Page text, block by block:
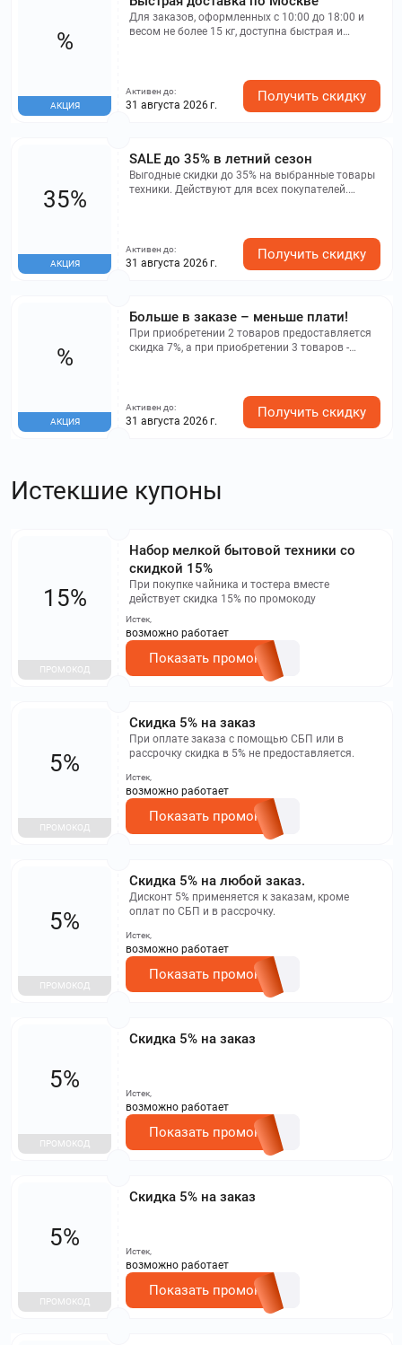
оформлением покупки можно также заказать
услуги подключения и утилизации старой
техники.
Для заказов, оформленных с 10:00 до 18:00 и
весом не более 15 кг, доступна быстрая и
избавляя клиента от лишних ожиданий.
%
АКЦИЯ
Активен до:
31 августа 2026 г.
Получить скидку
SALE до 35% в летний сезон
Выгодные скидки до 35% на выбранные товары
техники. Действуют для всех покупателей.
35%
АКЦИЯ
Активен до:
31 августа 2026 г.
Получить скидку
Больше в заказе – меньше плати!
При приобретении 2 товаров предоставляется
скидка 7%, а при приобретении 3 товаров -
технику по выгодной цене! При покупке 2
товаров вы получаете скидку 7% на товар с
%
АКЦИЯ
Активен до:
31 августа 2026 г.
Получить скидку
Истекшие купоны
Набор мелкой бытовой техники со
скидкой 15%
При покупке чайника и тостера вместе
действует скидка 15% по промокоду
15%
ПРОМОКОД
Истек,
возможно работает
Показать промокод
Скидка 5% на заказ
При оплате заказа с помощью СБП или в
рассрочку скидка в 5% не предоставляется.
5%
ПРОМОКОД
Истек,
возможно работает
Показать промокод
Скидка 5% на любой заказ.
Дисконт 5% применяется к заказам, кроме
оплат по СБП и в рассрочку.
5%
ПРОМОКОД
Истек,
возможно работает
Показать промокод
Скидка 5% на заказ
5%
ПРОМОКОД
Истек,
возможно работает
Показать промокод
Скидка 5% на заказ
5%
ПРОМОКОД
Истек,
возможно работает
Показать промокод